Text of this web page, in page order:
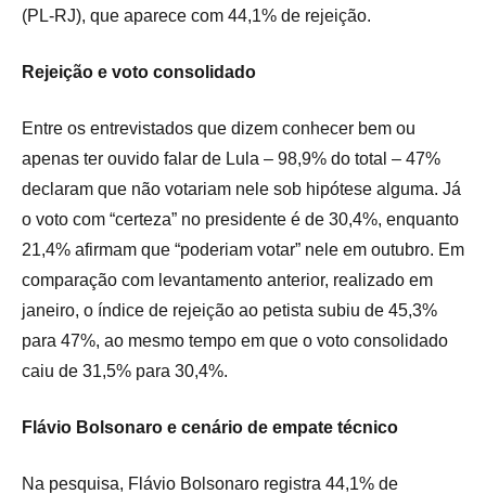
(PL‑RJ), que aparece com 44,1% de rejeição.
Rejeição e voto consolidado
Entre os entrevistados que dizem conhecer bem ou
apenas ter ouvido falar de Lula – 98,9% do total – 47%
declaram que não votariam nele sob hipótese alguma. Já
o voto com “certeza” no presidente é de 30,4%, enquanto
21,4% afirmam que “poderiam votar” nele em outubro. Em
comparação com levantamento anterior, realizado em
janeiro, o índice de rejeição ao petista subiu de 45,3%
para 47%, ao mesmo tempo em que o voto consolidado
caiu de 31,5% para 30,4%.
Flávio Bolsonaro e cenário de empate técnico
Na pesquisa, Flávio Bolsonaro registra 44,1% de